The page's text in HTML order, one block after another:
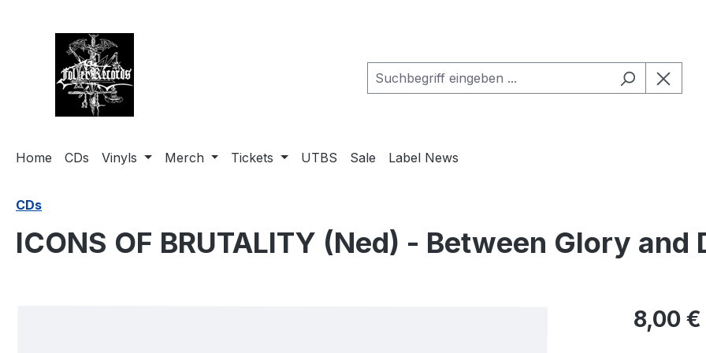
Home CDs Vinyls Merch Tickets UTBS Sale Label News
CDs
ICONS OF BRUTALITY (Ned) - Between Glory and
Regulärer
8,00 €